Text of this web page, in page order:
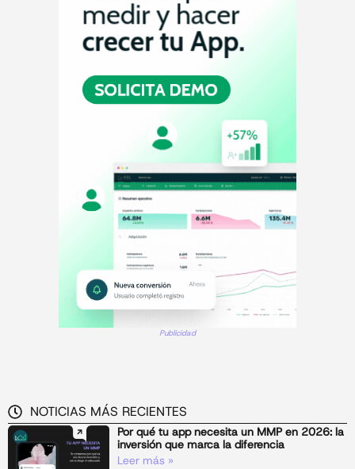
Publicidad
NOTICIAS MÁS RECIENTES
Por qué tu app necesita un MMP en 2026: la
inversión que marca la diferencia
Leer más »